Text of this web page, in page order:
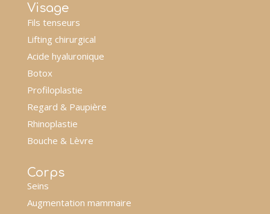
Visage
Fils tenseurs
Lifting chirurgical
Acide hyaluronique
Botox
Profiloplastie
Regard & Paupière
Rhinoplastie
Bouche & Lèvre
Corps
Seins
Augmentation mammaire